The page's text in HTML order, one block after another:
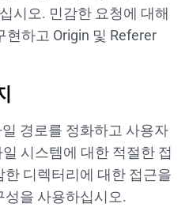
시오. 민감한 요청에 대해
하고 Origin 및 Referer
경로를 정화하고 사용자
시스템에 대한 적절한 접
디렉터리에 대한 접근을
성을 사용하십시오.